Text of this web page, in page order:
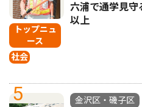
トップニュ
ース
社会
六浦で通学見
以上
5
金沢区・磯子区